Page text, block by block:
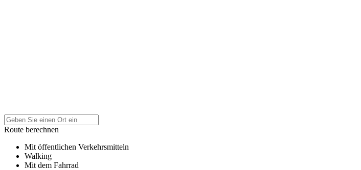
Route berechnen
Mit öffentlichen Verkehrsmitteln
Walking
Mit dem Fahrrad